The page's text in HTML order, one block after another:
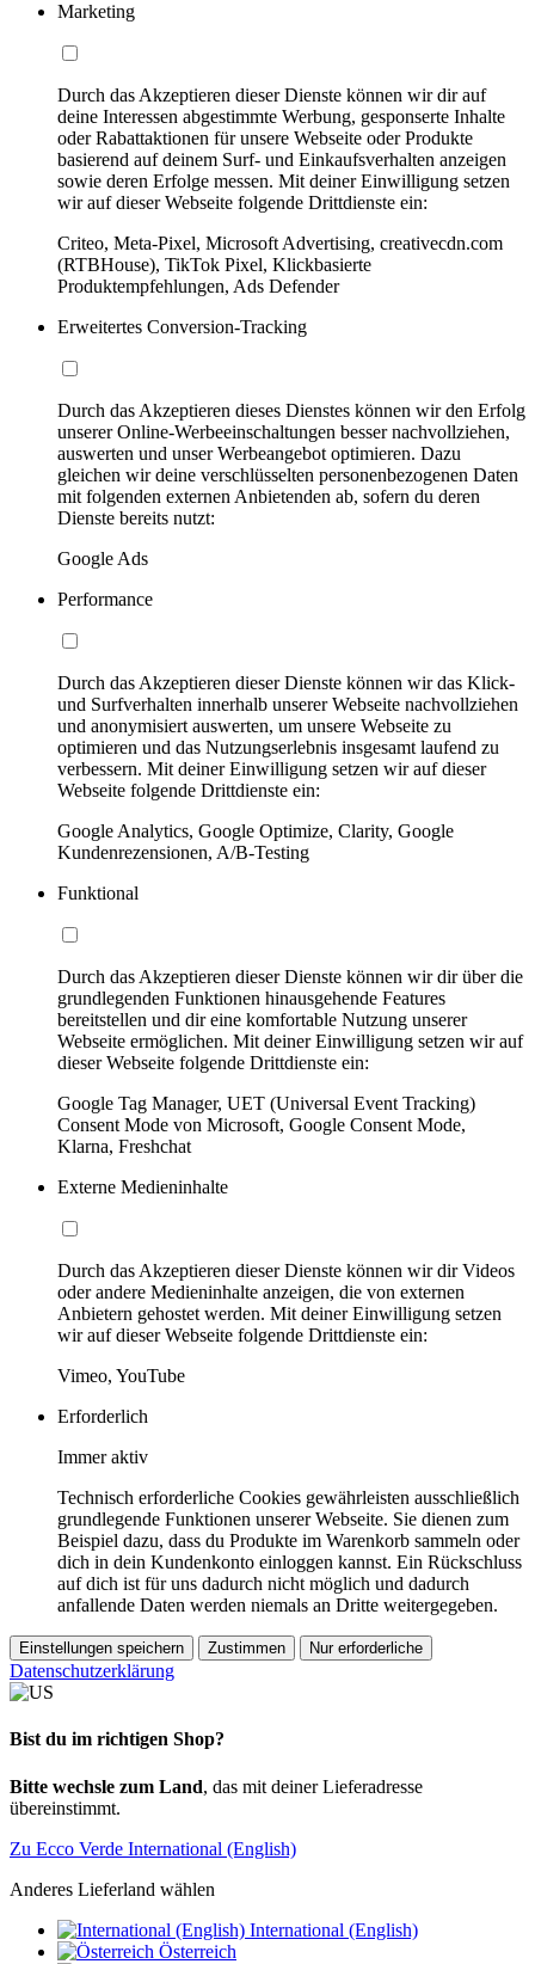
Marketing
Durch das Akzeptieren dieser Dienste können wir dir auf
deine Interessen abgestimmte Werbung, gesponserte Inhalte
oder Rabattaktionen für unsere Webseite oder Produkte
basierend auf deinem Surf- und Einkaufsverhalten anzeigen
sowie deren Erfolge messen. Mit deiner Einwilligung setzen
wir auf dieser Webseite folgende Drittdienste ein:
Criteo, Meta-Pixel, Microsoft Advertising, creativecdn.com
(RTBHouse), TikTok Pixel, Klickbasierte
Produktempfehlungen, Ads Defender
Erweitertes Conversion-Tracking
Durch das Akzeptieren dieses Dienstes können wir den Erfolg
unserer Online-Werbeeinschaltungen besser nachvollziehen,
auswerten und unser Werbeangebot optimieren. Dazu
gleichen wir deine verschlüsselten personenbezogenen Daten
mit folgenden externen Anbietenden ab, sofern du deren
Dienste bereits nutzt:
Google Ads
Performance
Durch das Akzeptieren dieser Dienste können wir das Klick-
und Surfverhalten innerhalb unserer Webseite nachvollziehen
und anonymisiert auswerten, um unsere Webseite zu
optimieren und das Nutzungserlebnis insgesamt laufend zu
verbessern. Mit deiner Einwilligung setzen wir auf dieser
Webseite folgende Drittdienste ein:
Google Analytics, Google Optimize, Clarity, Google
Kundenrezensionen, A/B-Testing
Funktional
Durch das Akzeptieren dieser Dienste können wir dir über die
grundlegenden Funktionen hinausgehende Features
bereitstellen und dir eine komfortable Nutzung unserer
Webseite ermöglichen. Mit deiner Einwilligung setzen wir auf
dieser Webseite folgende Drittdienste ein:
Google Tag Manager, UET (Universal Event Tracking)
Consent Mode von Microsoft, Google Consent Mode,
Klarna, Freshchat
Externe Medieninhalte
Durch das Akzeptieren dieser Dienste können wir dir Videos
oder andere Medieninhalte anzeigen, die von externen
Anbietern gehostet werden. Mit deiner Einwilligung setzen
wir auf dieser Webseite folgende Drittdienste ein:
Vimeo, YouTube
Erforderlich
Immer aktiv
Technisch erforderliche Cookies gewährleisten ausschließlich
grundlegende Funktionen unserer Webseite. Sie dienen zum
Beispiel dazu, dass du Produkte im Warenkorb sammeln oder
dich in dein Kundenkonto einloggen kannst. Ein Rückschluss
auf dich ist für uns dadurch nicht möglich und dadurch
anfallende Daten werden niemals an Dritte weitergegeben.
Einstellungen speichern Zustimmen Nur erforderliche
Datenschutzerklärung
Bist du im richtigen Shop?
Bitte wechsle zum Land, das mit deiner Lieferadresse
übereinstimmt.
Zu Ecco Verde International (English)
Anderes Lieferland wählen
International (English)
Österreich